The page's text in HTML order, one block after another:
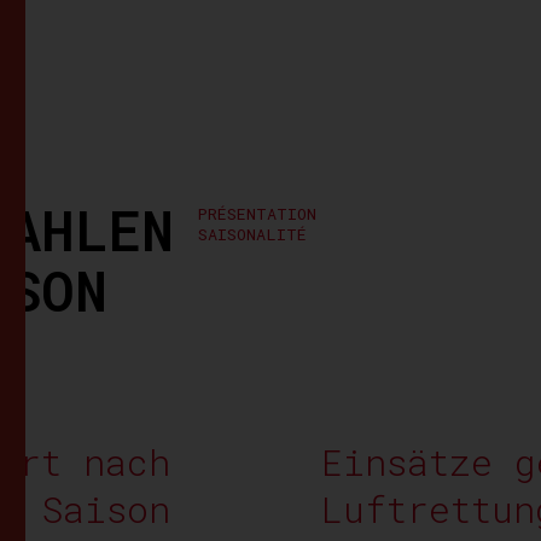
PRÉSENTATION
SAISONALITÉ
nach
Saison
Einsätze